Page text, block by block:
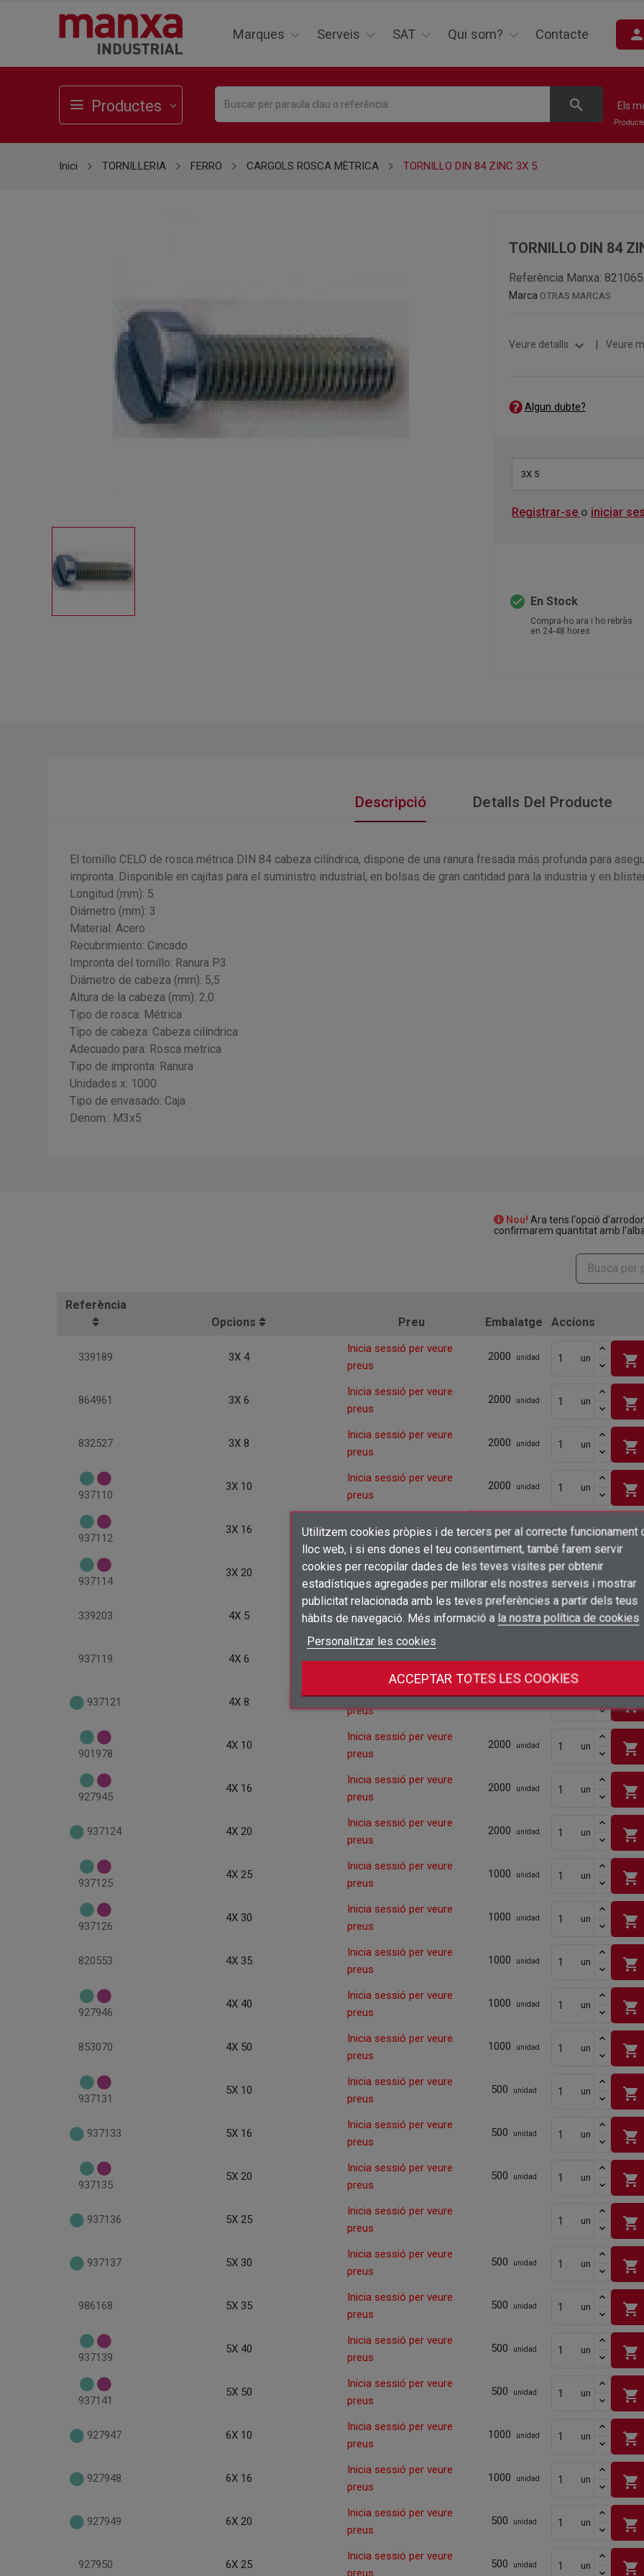
Afegir a la llista de desitjos×
add_circle_outline
Crear una llista de desitjos ×
Nom de la llista de desitjos
Crear una llista de desitjos
Connectar-se
Cal que connecteu per a desar els productes a la vostra llista de desitjos.
Marques Serveis SAT Qui som? Contacte person
Productes search Els
Utilitzem cookies pròpies i de tercers per al correcte funcionament
lloc web, i si ens dones el teu consentiment, també farem servir
cookies per recopilar dades de les teves visites per obtenir
estadístiques agregades per millorar els nostres serveis i mostrar
publicitat relacionada amb les teves preferències a partir dels teus
hàbits de navegació. Més informació a la nostra política de cookies
Personalitzar les cookies
ACCEPTAR TOTES LES COOKIES
Inici TORNILLERIA FERRO CARGOLS ROSCA MÈTRICA TORNILLO DIN 84 ZINC 3X 5
TORNILLO DIN 84
Referència Manxa: 821065
Marca OTRAS MARCAS
Veure detalls expand_more Veure
Algun dubte?
3X 5
Registrar-se o iniciar
check_circle En Stock
Compra-ho ara i ho rebràs
en 24-48 hores
Descripció Detalls Del Producte
El tornillo CELO de rosca métrica DIN 84 cabeza cilíndrica, dispone de una ranura fresada más profunda para
impronta. Disponible en cajitas para el suministro industrial, en bolsas de gran cantidad para la industria y en
Longitud (mm): 5
Diámetro (mm): 3
Material: Acero
Recubrimiento: Cincado
Impronta del tornillo: Ranura P3
Diámetro de cabeza (mm): 5,5
Altura de la cabeza (mm): 2,0
Tipo de rosca: Métrica
Tipo de cabeza: Cabeza cilíndrica
Adecuado para: Rosca metrica
Tipo de impronta: Ranura
Unidades x: 1000
Tipo de envasado: Caja
Denom.: M3x5
Nou! Ara tens l'opció
confirmarem quantitat amb
Referència
Opcions
Preu Embalatge Accions
339189 3X 4
Inicia sessió per veure
preus
2000 unidad un shopping_cart
864961 3X 6
Inicia sessió per veure
preus
2000 unidad un shopping_cart
832527 3X 8
Inicia sessió per veure
preus
2000 unidad un shopping_cart
937110
3X 10
Inicia sessió per veure
preus
2000 unidad un shopping_cart
937112
3X 16
preus
2000 unidad un shopping_cart
937114
3X 20
Inicia sessió per veure
preus
2000 un
339203 4X 5
Inicia sessió per veure
preus
2000 unidad un shopping_cart
937119 4X 6
Inicia sessió per veure
2000 unidad un shopping_cart
937121 4X 8
Inicia sessió per veure
preus
shopping_cart
901978
4X 10
Inicia sessió per veure
preus
2000 unidad un shopping_cart
927945
4X 16
Inicia sessió per veure
preus
2000 unidad un shopping_cart
937124 4X 20
Inicia sessió per veure
preus
2000 unidad un shopping_cart
937125
4X 25
Inicia sessió per veure
preus
1000 unidad un shopping_cart
937126
4X 30
Inicia sessió per veure
preus
1000 unidad un shopping_cart
820553 4X 35
Inicia sessió per veure
preus
1000 unidad un shopping_cart
927946
4X 40
Inicia sessió per veure
preus
1000 unidad un shopping_cart
853070 4X 50
Inicia sessió per veure
preus
1000 unidad un shopping_cart
937131
5X 10
Inicia sessió per veure
preus
500 unidad un shopping_cart
937133 5X 16
Inicia sessió per veure
preus
500 unidad un shopping_cart
937135
5X 20
Inicia sessió per veure
preus
500 unidad un shopping_cart
937136 5X 25
Inicia sessió per veure
preus
un shopping_cart
937137 5X 30
Inicia sessió per veure
preus
500 unidad un shopping_cart
986168 5X 35
Inicia sessió per veure
preus
500 unidad un shopping_cart
937139
5X 40
Inicia sessió per veure
preus
500 unidad un shopping_cart
937141
5X 50
Inicia sessió per veure
preus
500 unidad un shopping_cart
927947 6X 10
Inicia sessió per veure
preus
1000 unidad un shopping_cart
927948 6X 16
Inicia sessió per veure
preus
1000 unidad un shopping_cart
927949 6X 20
Inicia sessió per veure
preus
500 unidad un shopping_cart
927950 6X 25
Inicia sessió per veure
preus
500 unidad un shopping_cart